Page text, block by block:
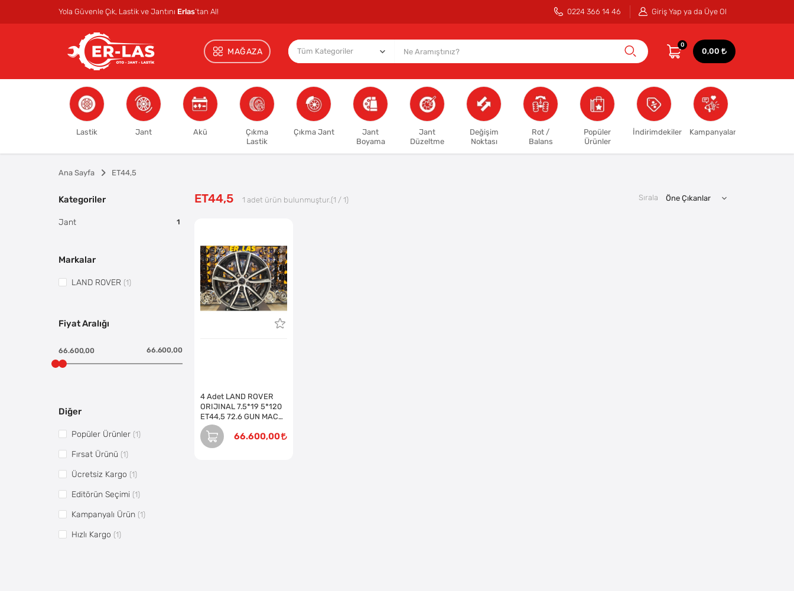
Yola Güvenle Çık, Lastik ve Jantını Erlas’tan Al! 0224 366 14 46 Giriş Yap ya da Üye Ol
MAĞAZA
0
0,00
Lastik Jant Akü
Çıkma
Lastik
Çıkma Jant
Jant
Boyama
Jant
Düzeltme
Değişim
Noktası
Rot /
Balans
Popüler
Ürünler
İndirimdekiler Kampanyalar
Ana Sayfa ET44,5
ET44,5 1 adet ürün bulunmuştur.(1 / 1) Sırala
4 Adet LAND ROVER
ORIJINAL 7.5*19 5*120
ET44,5 72.6 GUN MACK
JANT REVİZE EDİLMİŞ
(Takım)
66.600,00
Kategoriler
Jant 1
Markalar
LAND ROVER (1)
Fiyat Aralığı
66.600,00 66.600,00
Diğer
Popüler Ürünler (1)
Fırsat Ürünü (1)
Ücretsiz Kargo (1)
Editörün Seçimi (1)
Kampanyalı Ürün (1)
Hızlı Kargo (1)